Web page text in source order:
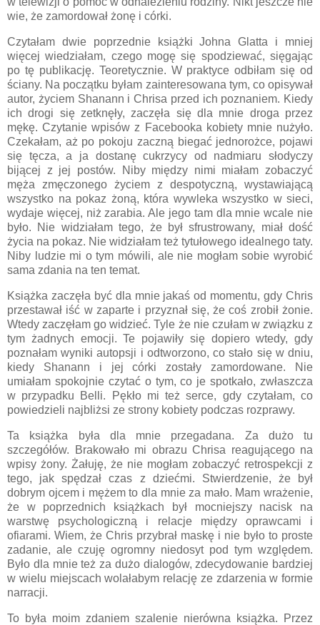
wie, że zamordował żonę i córki.
Czytałam dwie poprzednie książki Johna Glatta i mniej
więcej wiedziałam, czego mogę się spodziewać, sięgając
po tę publikację. Teoretycznie. W praktyce odbiłam się od
ściany. Na początku byłam zainteresowana tym, co opisywał
autor, życiem Shanann i Chrisa przed ich poznaniem. Kiedy
ich drogi się zetknęły, zaczęła się dla mnie droga przez
mękę. Czytanie wpisów z Facebooka kobiety mnie nużyło.
Czekałam, aż po pokoju zaczną biegać jednorożce, pojawi
się tęcza, a ja dostanę cukrzycy od nadmiaru słodyczy
bijącej z jej postów. Niby między nimi miałam zobaczyć
męża zmęczonego życiem z despotyczną, wystawiającą
wszystko na pokaz żoną, która wywleka wszystko w sieci,
wydaje więcej, niż zarabia. Ale jego tam dla mnie wcale nie
było. Nie widziałam tego, że był sfrustrowany, miał dość
życia na pokaz. Nie widziałam też tytułowego idealnego taty.
Niby ludzie mi o tym mówili, ale nie mogłam sobie wyrobić
sama zdania na ten temat.
Książka zaczęła być dla mnie jakaś od momentu, gdy Chris
przestawał iść w zaparte i przyznał się, że coś zrobił żonie.
Wtedy zaczęłam go widzieć. Tyle że nie czułam w związku z
tym żadnych emocji. Te pojawiły się dopiero wtedy, gdy
poznałam wyniki autopsji i odtworzono, co stało się w dniu,
kiedy Shanann i jej córki zostały zamordowane. Nie
umiałam spokojnie czytać o tym, co je spotkało, zwłaszcza
w przypadku Belli. Pękło mi też serce, gdy czytałam, co
powiedzieli najbliżsi ze strony kobiety podczas rozprawy.
Ta książka była dla mnie przegadana. Za dużo tu
szczegółów. Brakowało mi obrazu Chrisa reagującego na
wpisy żony. Żałuję, że nie mogłam zobaczyć retrospekcji z
tego, jak spędzał czas z dziećmi. Stwierdzenie, że był
dobrym ojcem i mężem to dla mnie za mało. Mam wrażenie,
że w poprzednich książkach był mocniejszy nacisk na
warstwę psychologiczną i relacje między oprawcami i
ofiarami. Wiem, że Chris przybrał maskę i nie było to proste
zadanie, ale czuję ogromny niedosyt pod tym względem.
Było dla mnie też za dużo dialogów, zdecydowanie bardziej
w wielu miejscach wolałabym relację ze zdarzenia w formie
narracji.
To była moim zdaniem szalenie nierówna książka. Przez